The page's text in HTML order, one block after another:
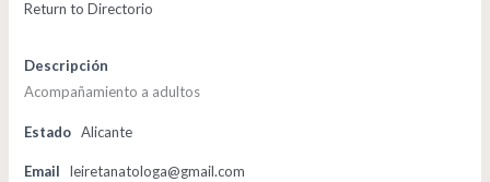
Return to Directorio
Descripción
Acompañamiento a adultos
Estado Alicante
Email leiretanatologa@gmail.com